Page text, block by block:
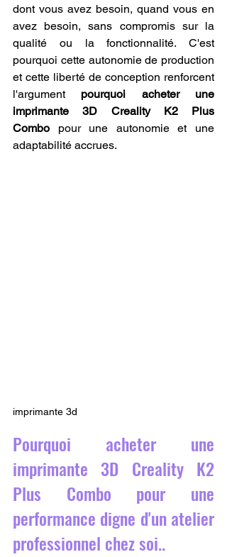
dont vous avez besoin, quand vous en
avez besoin, sans compromis sur la
qualité ou la fonctionnalité. C'est
pourquoi cette autonomie de production
et cette liberté de conception renforcent
l'argument pourquoi acheter une
imprimante 3D Creality K2 Plus
Combo pour une autonomie et une
adaptabilité accrues.
imprimante 3d
Pourquoi acheter une
imprimante 3D Creality K2
Plus Combo pour une
performance digne d'un atelier
professionnel chez soi..